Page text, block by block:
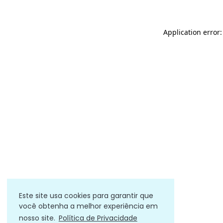
Este site usa cookies para garantir que
você obtenha a melhor experiência em
nosso site. Política de Privacidade
Application